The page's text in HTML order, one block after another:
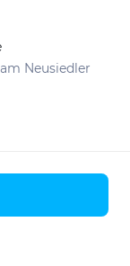
Neusiedler